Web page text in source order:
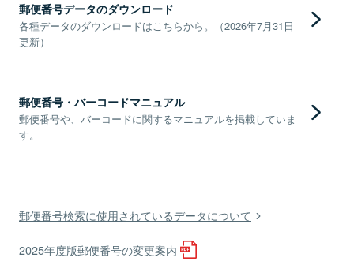
郵便番号データのダウンロード
各種データのダウンロードはこちらから。（2026年7月31日
更新）
郵便番号・バーコードマニュアル
郵便番号や、バーコードに関するマニュアルを掲載していま
す。
郵便番号検索に使用されているデータについて
2025年度版郵便番号の変更案内